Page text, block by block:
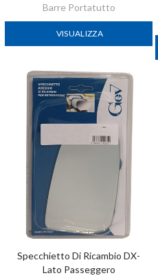
Barre Portatutto
VISUALIZZA
Specchietto Di Ricambio DX-
Lato Passeggero